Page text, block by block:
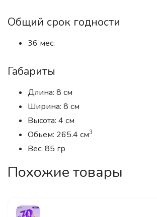
Общий срок годности
36 мес.
Габариты
Длина: 8 см
Ширина: 8 см
Высота: 4 см
Обьем: 265.4 см3
Вес: 85 гр
Похожие товары